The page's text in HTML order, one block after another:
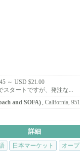
の高品質な必需品もご
せんか？？
～ USD $21.00
スタートですが、発注な...
and SOFA), California,
詳細
日本マーケット オー